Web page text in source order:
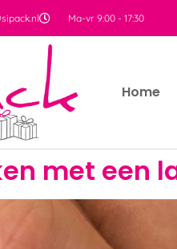
Ma-vr 9:00 - 17:30
Home
met een